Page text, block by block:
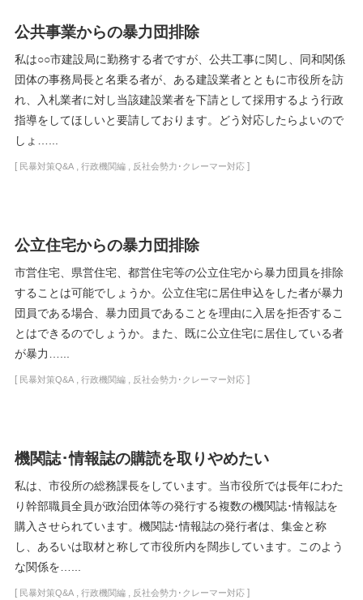
公共事業からの暴力団排除
私は○○市建設局に勤務する者ですが、公共工事に関し、同和関係
団体の事務局長と名乗る者が、ある建設業者とともに市役所を訪
れ、入札業者に対し当該建設業者を下請として採用するよう行政
指導をしてほしいと要請しております。どう対応したらよいので
しょ…...
[ 民暴対策Q&A, 行政機関編, 反社会勢力･クレーマー対応]
公立住宅からの暴力団排除
市営住宅、県営住宅、都営住宅等の公立住宅から暴力団員を排除
することは可能でしょうか。公立住宅に居住申込をした者が暴力
団員である場合、暴力団員であることを理由に入居を拒否するこ
とはできるのでしょうか。また、既に公立住宅に居住している者
が暴力…...
[ 民暴対策Q&A, 行政機関編, 反社会勢力･クレーマー対応]
機関誌･情報誌の購読を取りやめたい
私は、市役所の総務課長をしています。当市役所では長年にわた
り幹部職員全員が政治団体等の発行する複数の機関誌･情報誌を
購入させられています。機関誌･情報誌の発行者は、集金と称
し、あるいは取材と称して市役所内を闊歩しています。このよう
な関係を…...
[ 民暴対策Q&A, 行政機関編, 反社会勢力･クレーマー対応]